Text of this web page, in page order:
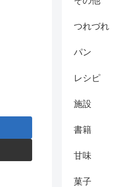
つれづれ
パン
レシピ
施設
書籍
甘味
菓子